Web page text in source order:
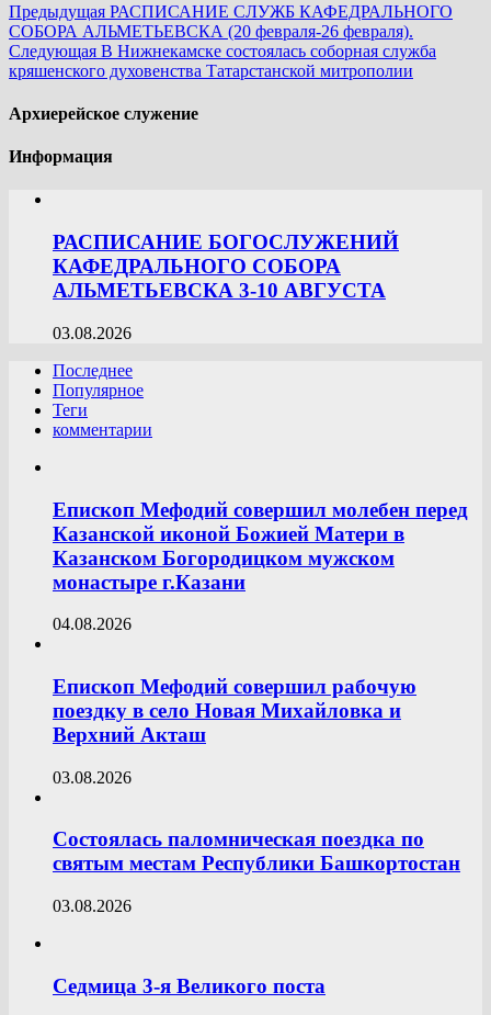
Предыдущая РАСПИСАНИЕ СЛУЖБ КАФЕДРАЛЬНОГО
СОБОРА АЛЬМЕТЬЕВСКА (20 февраля-26 февраля).
Следующая В Нижнекамске состоялась соборная служба
кряшенского духовенства Татарстанской митрополии
Архиерейское служение
Информация
РАСПИСАНИЕ БОГОСЛУЖЕНИЙ
КАФЕДРАЛЬНОГО СОБОРА
АЛЬМЕТЬЕВСКА 3-10 АВГУСТА
03.08.2026
Последнее
Популярное
Теги
комментарии
Епископ Мефодий совершил молебен перед
Казанской иконой Божией Матери в
Казанском Богородицком мужском
монастыре г.Казани
04.08.2026
Епископ Мефодий совершил рабочую
поездку в село Новая Михайловка и
Верхний Акташ
03.08.2026
Состоялась паломническая поездка по
святым местам Республики Башкортостан
03.08.2026
Седмица 3-я Великого поста